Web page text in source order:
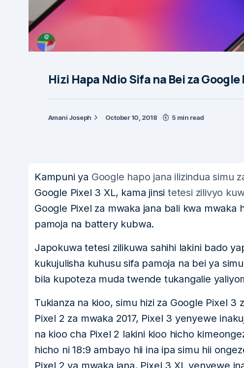
Hizi Hapa Ndio Sifa na Bei za Google
Amani Joseph October 10, 2018 5 min read
Kampuni ya Google hapo jana ilizindua simu
Google Pixel 3 XL, kama jinsitetesi zilivyo
Google Pixel za mwaka jana bali kwa mwaka
pamoja na battery kubwa.
Japokuwa tetesi zilikuwa sahihi lakini bado
kukujulisha kuhusu sifa pamoja na bei ya
bila kupoteza muda twende tukangalie
Tukianza na kioo, simu hizi za Google Pixel
Pixel 2 za mwaka 2017, Pixel 3 yenyewe
na kioo cha Pixel 2 lakini kioo hicho
hicho ni 18:9 ambayo hii ina ipa simu hii